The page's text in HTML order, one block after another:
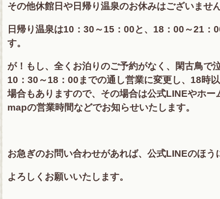
その他休館日や日帰り温泉のお休みはございませ
日帰り温泉は10：30～15：00と、18：00～21：
す。
が！もし、全くお泊りのご予約がなく、閑古鳥で
10：30～18：00までの通し営業に変更し、18時
場合もありますので、その場合は公式LINEやホ
mapの営業時間などでお知らせいたします。
お急ぎのお問い合わせがあれば、公式LINEのほう
よろしくお願いいたします。